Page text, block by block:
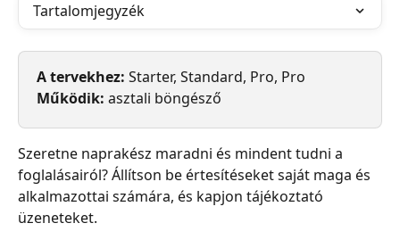
Tartalomjegyzék
A tervekhez: Starter, Standard, Pro, Pro
Működik: asztali böngésző
Szeretne naprakész maradni és mindent tudni a
foglalásairól? Állítson be értesítéseket saját maga és
alkalmazottai számára, és kapjon tájékoztató
üzeneteket.